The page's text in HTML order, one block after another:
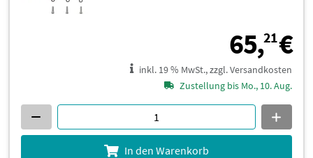
65,21€
inkl. 19 % MwSt., zzgl. Versandkosten
Zustellung bis Mo., 10. Aug.
In den Warenkorb